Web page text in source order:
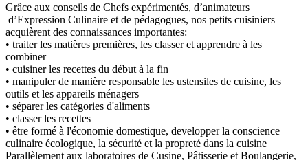
Grâce aux conseils de Chefs expérimentés, d’animateurs
d’Expression Culinaire et de pédagogues, nos petits cuisiniers
acquièrent des connaissances importantes:
• traiter les matières premières, les classer et apprendre à les
combiner
• cuisiner les recettes du début à la fin
• manipuler de manière responsable les ustensiles de cuisine, les
outils et les appareils ménagers
• séparer les catégories d'aliments
• classer les recettes
• être formé à l'économie domestique, developper la conscience
culinaire écologique, la sécurité et la propreté dans la cuisine
Parallèlement aux laboratoires de Cusine, Pâtisserie et Boulangerie,